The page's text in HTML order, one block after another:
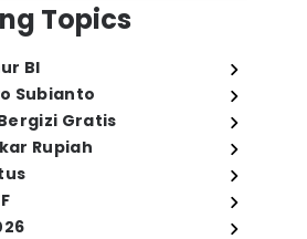
Topics
BI
Subianto
Gratis
Rupiah